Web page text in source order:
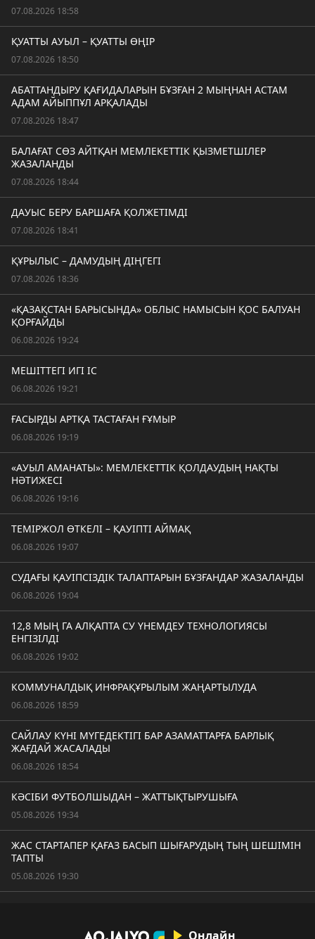
07.08.2026 18:58
ҚУАТТЫ АУЫЛ – ҚУАТТЫ ӨҢІР
07.08.2026 18:50
АБАТТАНДЫРУ ҚАҒИДАЛАРЫН БҰЗҒАН 2 МЫҢНАН АСТАМ
АДАМ АЙЫППҰЛ АРҚАЛАДЫ
07.08.2026 18:47
БАЛАҒАТ СӨЗ АЙТҚАН МЕМЛЕКЕТТІК ҚЫЗМЕТШІЛЕР
ЖАЗАЛАНДЫ
07.08.2026 18:44
ДАУЫС БЕРУ БАРШАҒА ҚОЛЖЕТІМДІ
07.08.2026 18:41
ҚҰРЫЛЫС – ДАМУДЫҢ ДІҢГЕГІ
07.08.2026 18:36
«ҚАЗАҚСТАН БАРЫСЫНДА» ОБЛЫС НАМЫСЫН ҚОС БАЛУАН
ҚОРҒАЙДЫ
06.08.2026 19:24
МЕШІТТЕГІ ИГІ ІС
06.08.2026 19:21
ҒАСЫРДЫ АРТҚА ТАСТАҒАН ҒҰМЫР
06.08.2026 19:19
«АУЫЛ АМАНАТЫ»: МЕМЛЕКЕТТІК ҚОЛДАУДЫҢ НАҚТЫ
НӘТИЖЕСІ
06.08.2026 19:16
ТЕМІРЖОЛ ӨТКЕЛІ – ҚАУІПТІ АЙМАҚ
06.08.2026 19:07
СУДАҒЫ ҚАУІПСІЗДІК ТАЛАПТАРЫН БҰЗҒАНДАР ЖАЗАЛАНДЫ
06.08.2026 19:04
12,8 МЫҢ ГА АЛҚАПТА СУ ҮНЕМДЕУ ТЕХНОЛОГИЯСЫ
ЕНГІЗІЛДІ
06.08.2026 19:02
КОММУНАЛДЫҚ ИНФРАҚҰРЫЛЫМ ЖАҢАРТЫЛУДА
06.08.2026 18:59
САЙЛАУ КҮНІ МҮГЕДЕКТІГІ БАР АЗАМАТТАРҒА БАРЛЫҚ
ЖАҒДАЙ ЖАСАЛАДЫ
06.08.2026 18:54
КӘСІБИ ФУТБОЛШЫДАН – ЖАТТЫҚТЫРУШЫҒА
05.08.2026 19:34
ЖАС СТАРТАПЕР ҚАҒАЗ БАСЫП ШЫҒАРУДЫҢ ТЫҢ ШЕШІМІН
ТАПТЫ
05.08.2026 19:30
Онлайн